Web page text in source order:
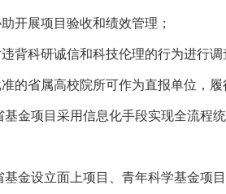
助开展项目验收和绩效管理；
违背科研诚信和科技伦理的行为进行
的省属高校院所可作为直报单位，
基金项目采用信息化手段实现全流程
基金设立面上项目、青年科学基金项